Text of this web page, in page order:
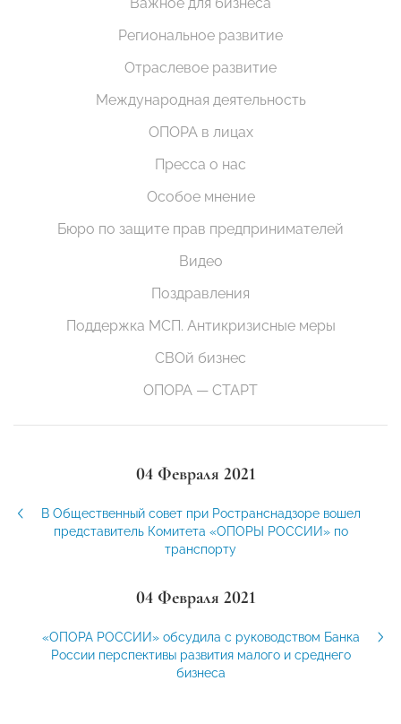
Региональное развитие
Отраслевое развитие
Международная деятельность
ОПОРА в лицах
Пресса о нас
Особое мнение
Бюро по защите прав предпринимателей
Видео
Поздравления
Поддержка МСП. Антикризисные меры
СВОй бизнес
ОПОРА — СТАРТ
04 Февраля 2021
В Общественный совет при Ространснадзоре вошел
представитель Комитета «ОПОРЫ РОССИИ» по
транспорту
04 Февраля 2021
«ОПОРА РОССИИ» обсудила с руководством Банка
России перспективы развития малого и среднего
бизнеса